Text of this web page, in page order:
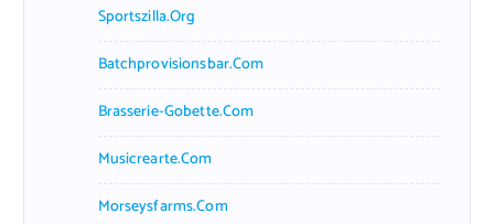
Sportszilla.org
Batchprovisionsbar.com
Brasserie-Gobette.com
Musicrearte.com
Morseysfarms.com